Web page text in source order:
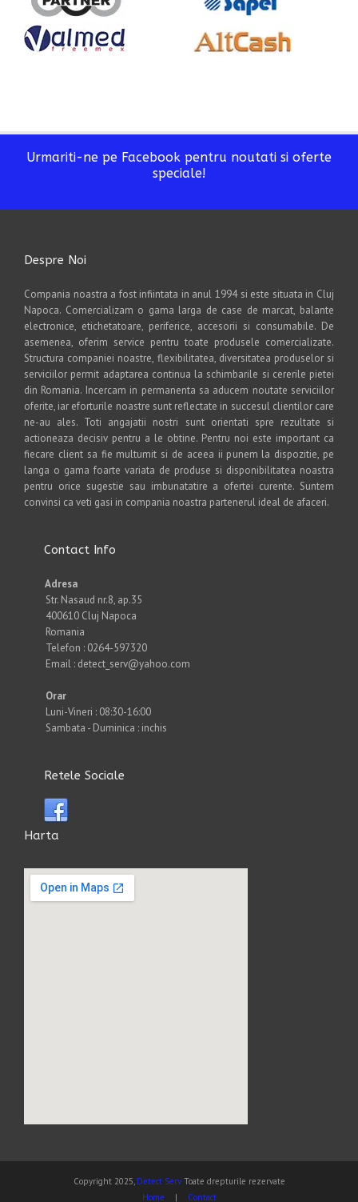
Urmariti-ne pe Facebook pentru noutati si oferte
speciale!
Despre Noi
Compania noastra a fost infiintata in anul 1994 si este situata in Cluj
Napoca. Comercializam o gama larga de case de marcat, balante
electronice, etichetatoare, periferice, accesorii si consumabile. De
asemenea, oferim service pentru toate produsele comercializate.
Structura companiei noastre, flexibilitatea, diversitatea produselor si
serviciilor permit adaptarea continua la schimbarile si cererile pietei
din Romania. Incercam in permanenta sa aducem noutate serviciilor
oferite, iar eforturile noastre sunt reflectate in succesul clientilor care
ne-au ales. Toti angajatii nostri sunt orientati spre rezultate si
actioneaza decisiv pentru a le obtine. Pentru noi este important ca
fiecare client sa fie multumit si de aceea ii punem la dispozitie, pe
langa o gama foarte variata de produse si disponibilitatea noastra
pentru orice sugestie sau imbunatatire a ofertei curente. Suntem
convinsi ca veti gasi in compania noastra partenerul ideal de afaceri.
Contact Info
Adresa
Str. Nasaud nr.8, ap.35
400610 Cluj Napoca
Romania
Telefon : 0264-597320
Email : detect_serv@yahoo.com
Orar
Luni-Vineri : 08:30-16:00
Sambata - Duminica : inchis
Retele Sociale
Harta
Copyright 2025, Detect ServToate drepturile rezervate
Home
| Contact